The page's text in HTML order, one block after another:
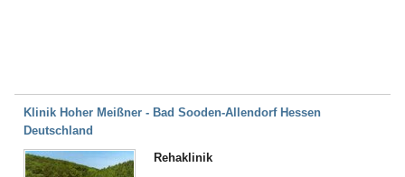
Klinik Hoher Meißner - Bad Sooden-Allendorf Hessen
Deutschland
Rehaklinik